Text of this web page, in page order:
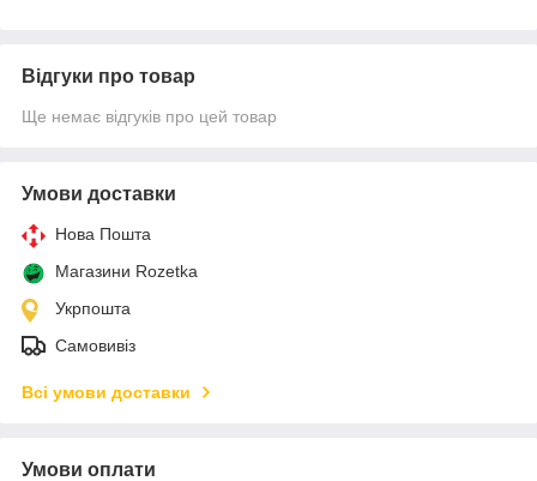
Відгуки про товар
Ще немає відгуків про цей товар
Умови доставки
Нова Пошта
Магазини Rozetka
Укрпошта
Самовивіз
Всі умови доставки
Умови оплати